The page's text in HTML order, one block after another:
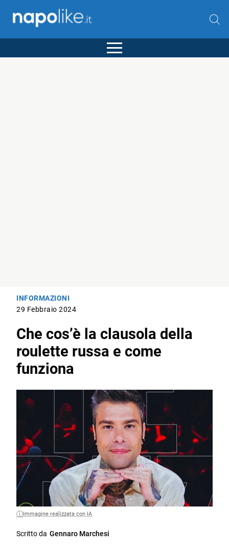
INFORMAZIONI
29 Febbraio 2024
Che cos’è la clausola della
roulette russa e come
funziona
Immagine realizzata con IA
Scritto da Gennaro Marchesi